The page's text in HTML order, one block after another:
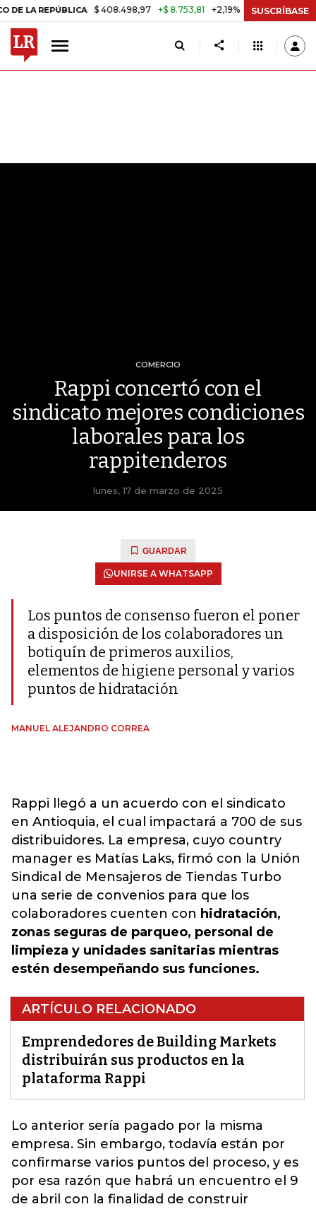
$ 408.498,97 +$ 8.753,81 +2,19% TASA DE USURA
SUSCRÍBASE
COMERCIO
Rappi concertó con el
sindicato mejores condiciones
laborales para los
rappitenderos
lunes, 17 de marzo de 2025
GUARDAR
UNIRSE A WHATSAPP
Los puntos de consenso fueron el poner
a disposición de los colaboradores un
botiquín de primeros auxilios,
elementos de higiene personal y varios
puntos de hidratación
MANUEL ALEJANDRO CORREA
Rappi llegó a un acuerdo con el sindicato
en Antioquia, el cual impactará a 700 de sus
distribuidores. La empresa, cuyo country
manager es Matías Laks, firmó con la Unión
Sindical de Mensajeros de Tiendas Turbo
una serie de convenios para que los
colaboradores cuenten con hidratación,
zonas seguras de parqueo, personal de
limpieza y unidades sanitarias mientras
estén desempeñando sus funciones.
ARTÍCULO RELACIONADO
Emprendedores de Building Markets
distribuirán sus productos en la
plataforma Rappi
Lo anterior sería pagado por la misma
empresa. Sin embargo, todavía están por
confirmarse varios puntos del proceso, y es
por esa razón que habrá un encuentro el 9
de abril con la finalidad de construir